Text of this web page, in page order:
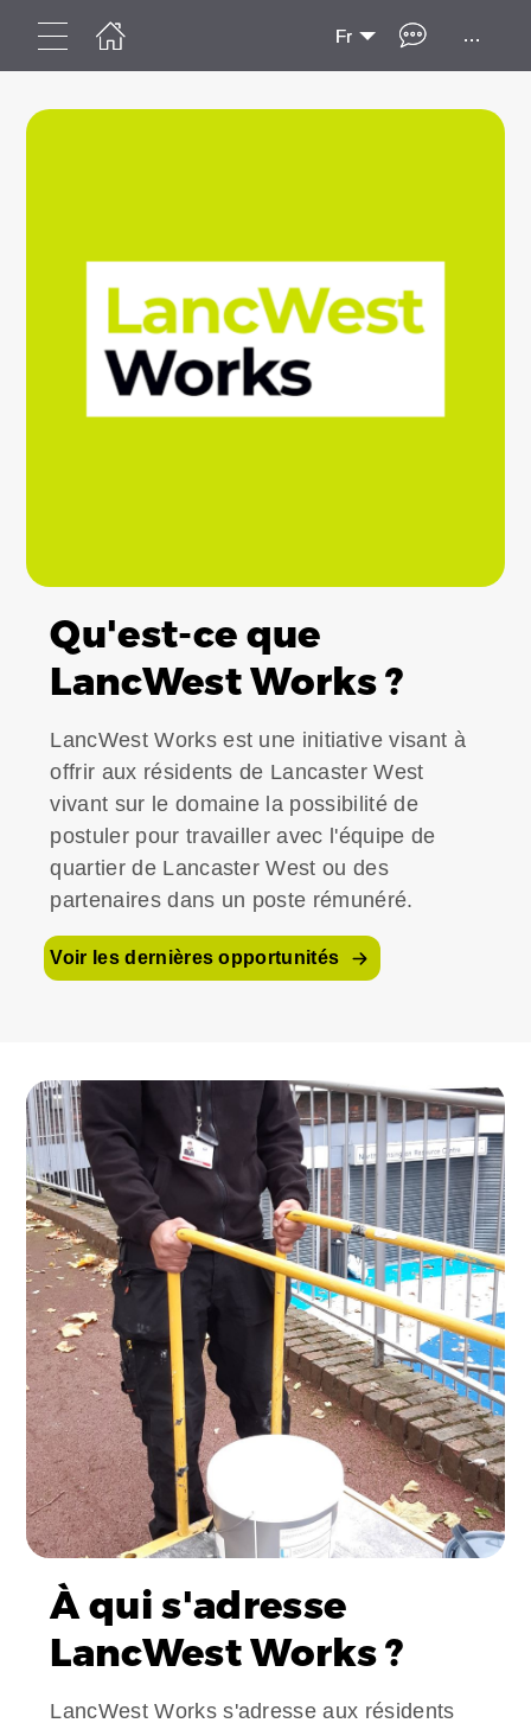
Fr ...
Qu'est-ce que
LancWest Works ?
LancWest Works est une initiative visant à
offrir aux résidents de Lancaster West
vivant sur le domaine la possibilité de
postuler pour travailler avec l'équipe de
quartier de Lancaster West ou des
partenaires dans un poste rémunéré.
Voir les dernières opportunités
À qui s'adresse
LancWest Works ?
LancWest Works s'adresse aux résidents